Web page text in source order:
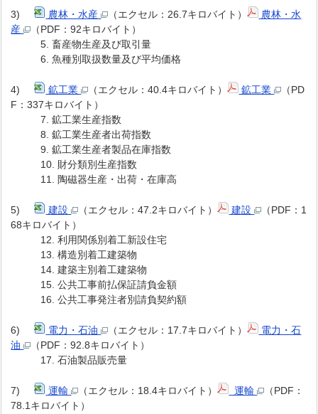
3) 農林・水産 （エクセル：26.7キロバイト）
農林・水
産
（PDF：92キロバイト）
5. 畜産物生産及び取引量
6. 魚種別取扱数量及び平均価格
4) 鉱工業 （エクセル：40.4キロバイト） 鉱工業
（PD
F：337キロバイト）
7. 鉱工業生産指数
8. 鉱工業生産者出荷指数
9. 鉱工業生産者製品在庫指数
10. 財分類別生産指数
11. 陶磁器生産・出荷・在庫高
5) 建設 （エクセル：47.2キロバイト） 建設
（PDF：1
68キロバイト）
12. 利用関係別着工新設住宅
13. 構造別着工建築物
14. 建築主別着工建築物
15. 公共工事前払保証請負金額
16. 公共工事発注者別請負契約額
6) 電力・石油 （エクセル：17.7キロバイト）
電力・石
油
（PDF：92.8キロバイト）
17. 石油製品販売量
7) 運輸 （エクセル：18.4キロバイト） 運輸
（PDF：
78.1キロバイト）